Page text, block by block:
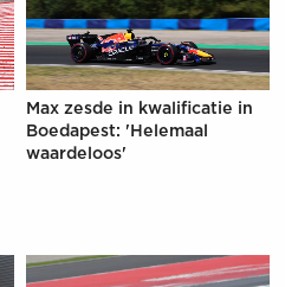
Max zesde in kwalificatie in
Boedapest: 'Helemaal
waardeloos'